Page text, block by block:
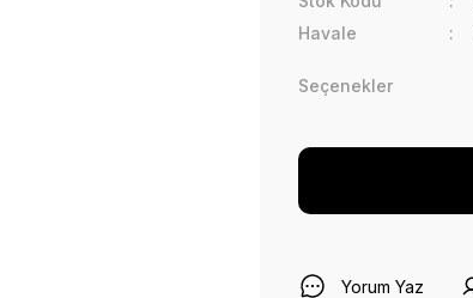
Havale
Seçenekler
Yorum Yaz